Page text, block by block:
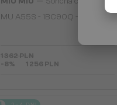
MU A55S - ​1BC90Q - ​57
1 362 PLN
-8%
1 256 PLN